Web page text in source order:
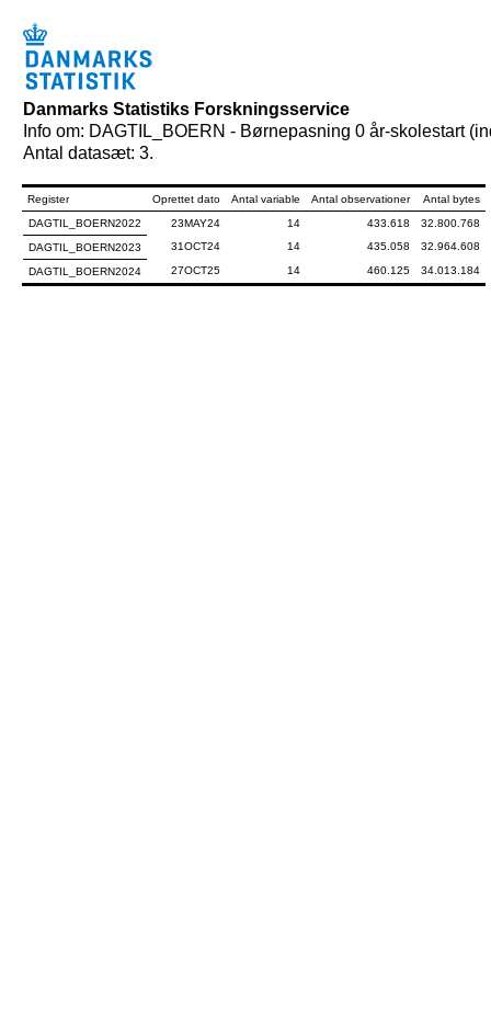
Danmarks Statistiks Forskningsservice
Info om: DAGTIL_BOERN - Børnepasning 0 år-skolestart
Antal datasæt: 3.
Register Oprettet dato Antal variable Antal observationer
Antal bytes
DAGTIL_BOERN2022
23MAY24 14 433.618
32.800.768
DAGTIL_BOERN2023
31OCT24 14 435.058 32.964.608
DAGTIL_BOERN2024 27OCT25 14 460.125 34.013.184